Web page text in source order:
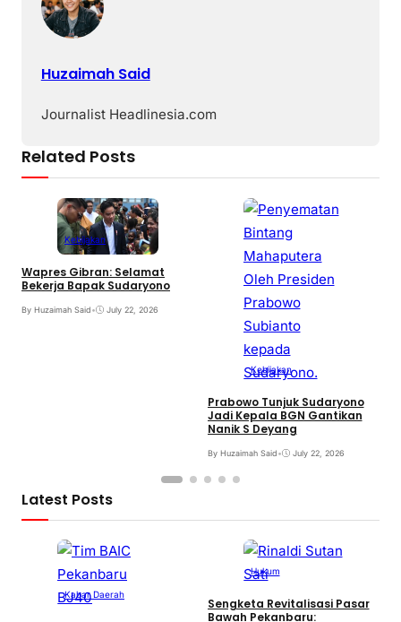
Huzaimah Said
Journalist Headlinesia.com
Related Posts
Kebijakan
Wapres Gibran: Selamat
Bekerja Bapak Sudaryono
By Huzaimah Said• July 22, 2026
Kebijakan
Prabowo Tunjuk Sudaryono
Jadi Kepala BGN Gantikan
Nanik S Deyang
By Huzaimah Said• July 22, 2026
Latest Posts
Kabar Daerah
Hukum
Sengketa Revitalisasi Pasar
Bawah Pekanbaru: